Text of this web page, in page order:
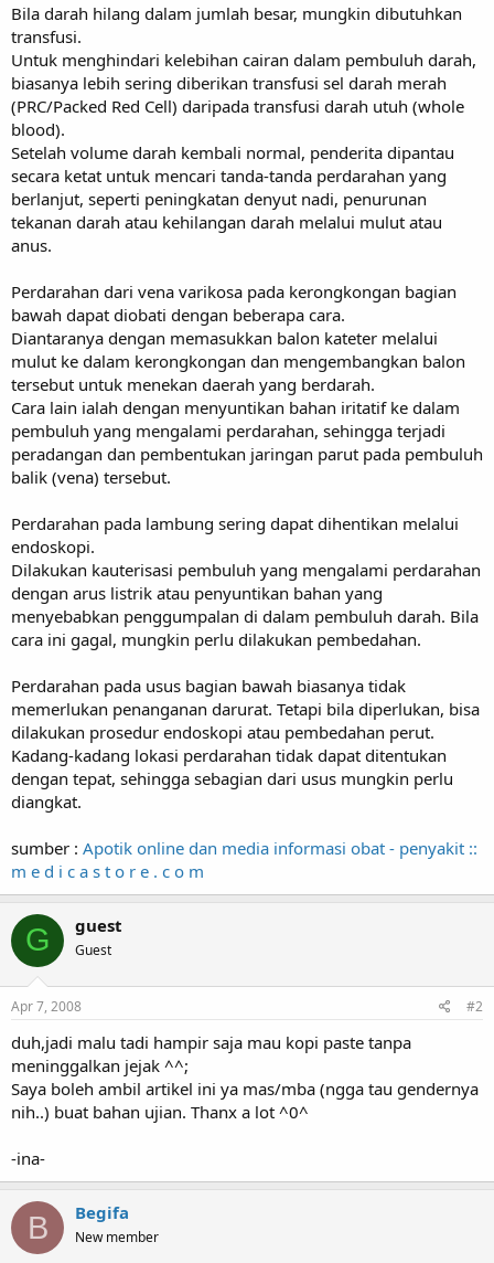
Bila darah hilang dalam jumlah besar, mungkin dibutuhkan
transfusi.
Untuk menghindari kelebihan cairan dalam pembuluh darah,
biasanya lebih sering diberikan transfusi sel darah merah
(PRC/Packed Red Cell) daripada transfusi darah utuh (whole
blood).
Setelah volume darah kembali normal, penderita dipantau
secara ketat untuk mencari tanda-tanda perdarahan yang
berlanjut, seperti peningkatan denyut nadi, penurunan
tekanan darah atau kehilangan darah melalui mulut atau
anus.
Perdarahan dari vena varikosa pada kerongkongan bagian
bawah dapat diobati dengan beberapa cara.
Diantaranya dengan memasukkan balon kateter melalui
mulut ke dalam kerongkongan dan mengembangkan balon
tersebut untuk menekan daerah yang berdarah.
Cara lain ialah dengan menyuntikan bahan iritatif ke dalam
pembuluh yang mengalami perdarahan, sehingga terjadi
peradangan dan pembentukan jaringan parut pada pembuluh
balik (vena) tersebut.
Perdarahan pada lambung sering dapat dihentikan melalui
endoskopi.
Dilakukan kauterisasi pembuluh yang mengalami perdarahan
dengan arus listrik atau penyuntikan bahan yang
menyebabkan penggumpalan di dalam pembuluh darah. Bila
cara ini gagal, mungkin perlu dilakukan pembedahan.
Perdarahan pada usus bagian bawah biasanya tidak
memerlukan penanganan darurat. Tetapi bila diperlukan, bisa
dilakukan prosedur endoskopi atau pembedahan perut.
Kadang-kadang lokasi perdarahan tidak dapat ditentukan
dengan tepat, sehingga sebagian dari usus mungkin perlu
diangkat.
sumber : Apotik online dan media informasi obat - penyakit ::
m e d i c a s t o r e . c o m
G guest
Guest
Apr 7, 2008 #2
duh,jadi malu tadi hampir saja mau kopi paste tanpa
meninggalkan jejak ^^;
Saya boleh ambil artikel ini ya mas/mba (ngga tau gendernya
nih..) buat bahan ujian. Thanx a lot ^0^
-ina-
B Begifa
New member